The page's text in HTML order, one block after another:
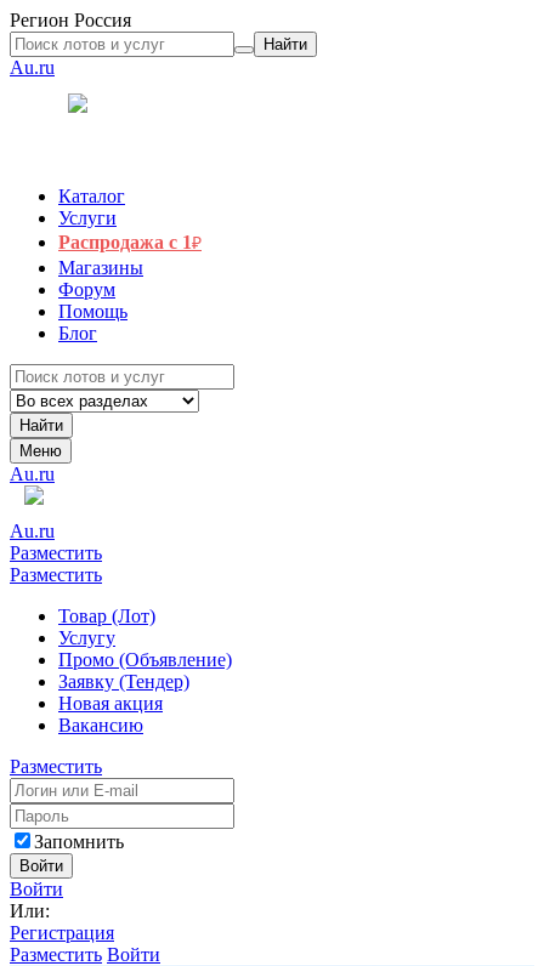
Регион Россия
Найти
Au.ru
Каталог
Услуги
Распродажа с 1₽
Магазины
Форум
Помощь
Блог
Найти
Меню
Au.ru
Au.ru
Разместить
Разместить
Товар (Лот)
Услугу
Промо (Объявление)
Заявку (Тендер)
Новая акция
Вакансию
Разместить
Запомнить
Войти
Войти
Или:
Регистрация
Разместить Войти